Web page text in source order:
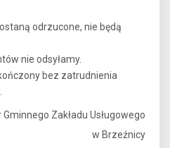
odrzucone, nie będą
nie odsyłamy.
bez zatrudnienia
Gminnego Zakładu Usługowego
w Brzeźnicy